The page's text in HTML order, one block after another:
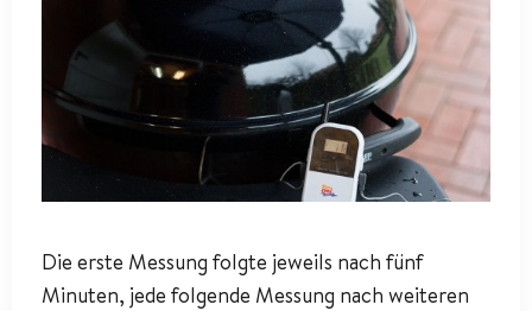
Die erste Messung folgte jeweils nach fünf
Minuten, jede folgende Messung nach weiteren